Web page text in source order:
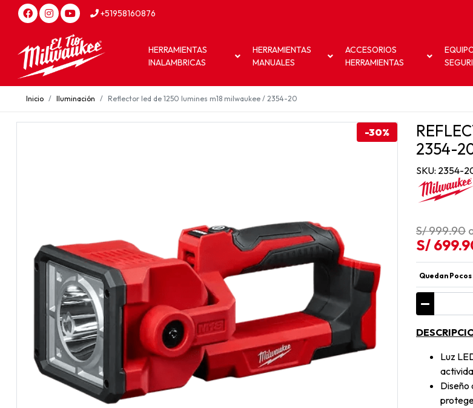
+51958160876
HERRAMIENTAS
INALAMBRICAS
HERRAMIENTAS
MANUALES
ACCESORIOS
HERRAMIENTAS
Inicio Iluminación Reflector led de 1250 lumines m18 milwaukee / 2354-20
-30%
2354-
SKU: 2354-
S/ 999.90
S/
Quedan Pocos
Luz
Diseño